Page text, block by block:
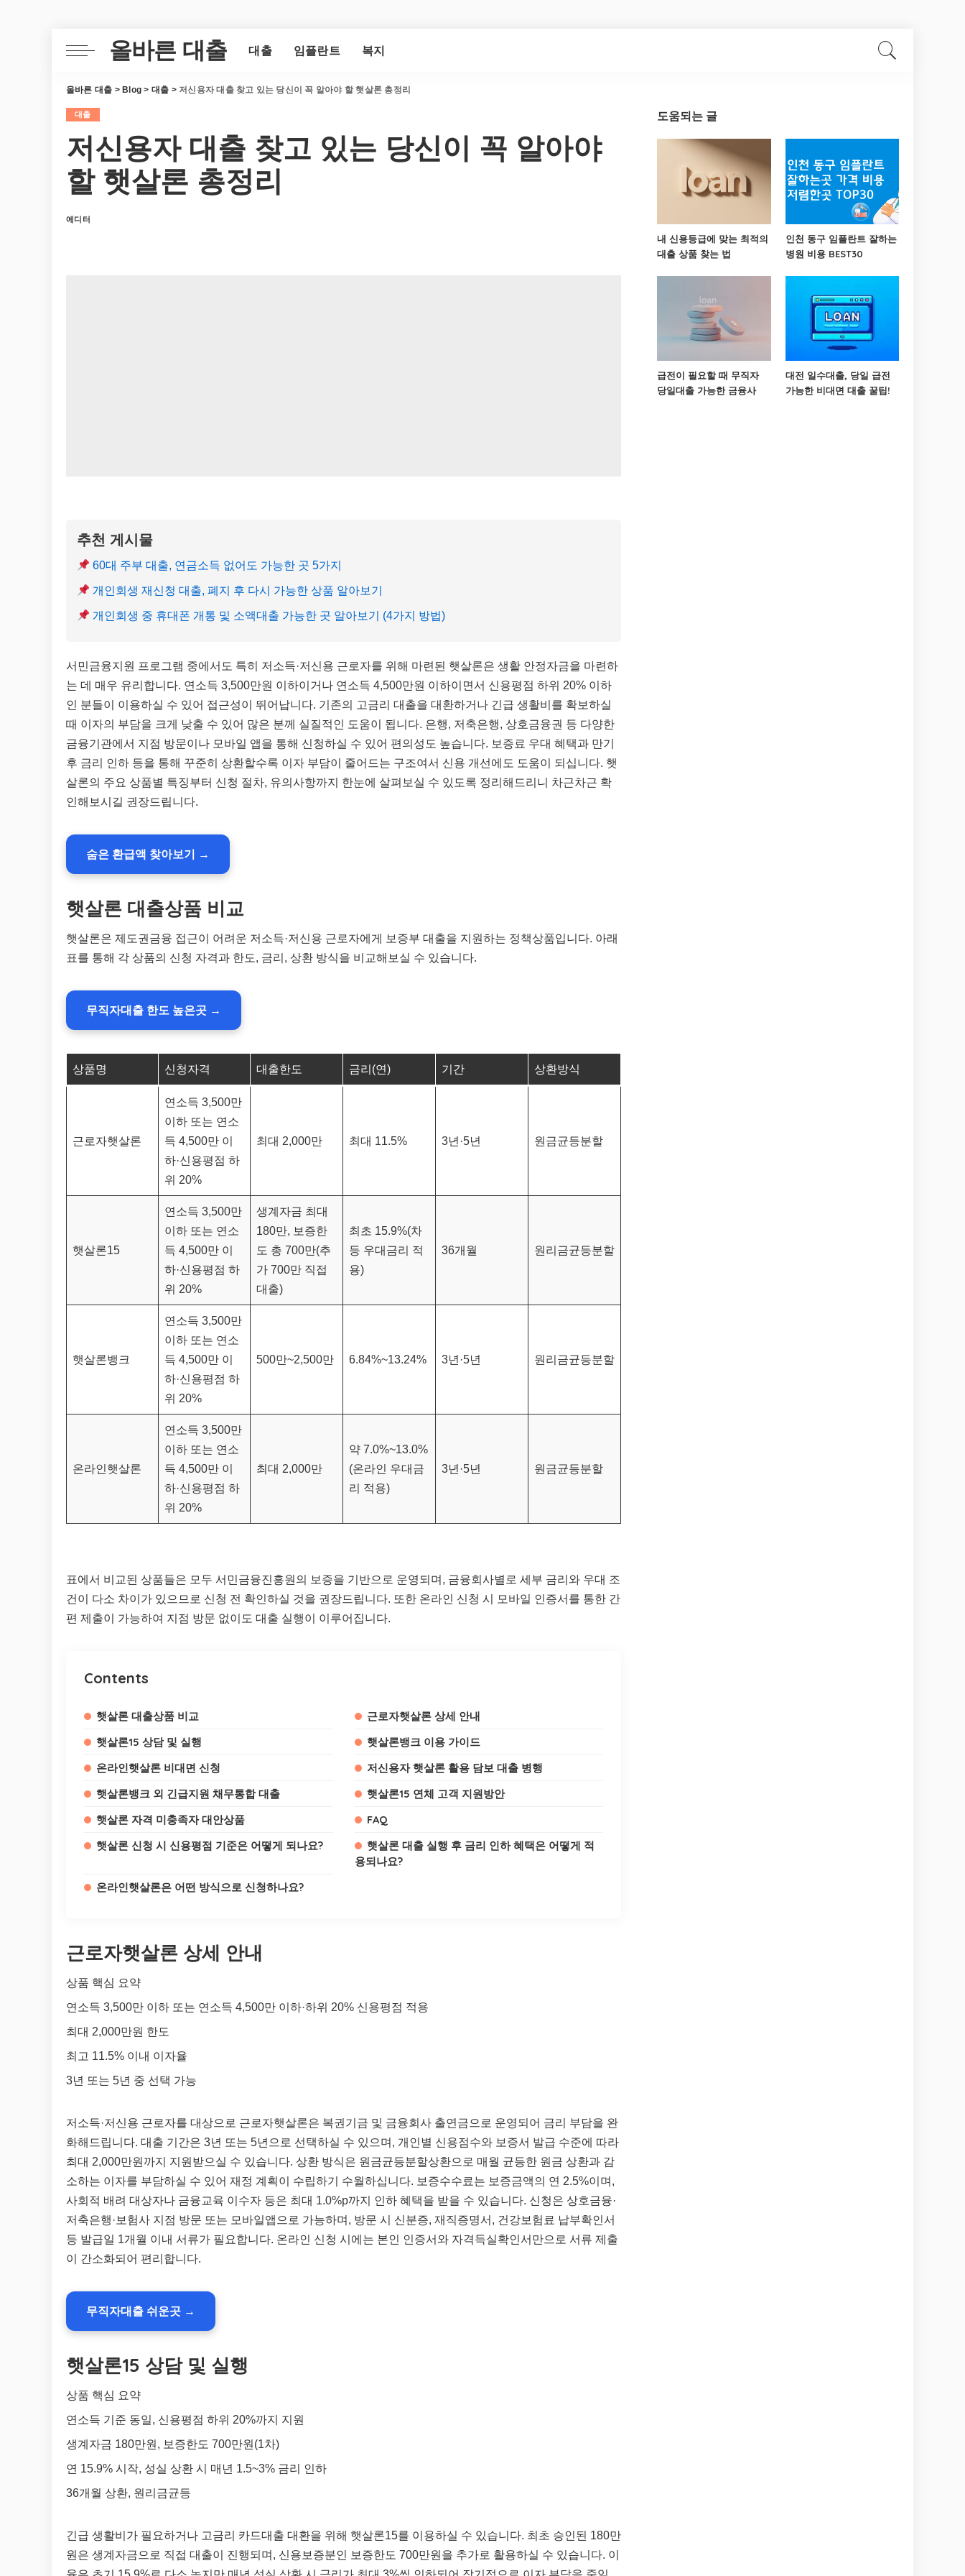
올바른 대출 대출 임플란트 복지
올바른 대출 > Blog > 대출 > 저신용자 대출 찾고 있는 당신이 꼭 알아야 할 햇살론 총정리
대출
저신용자 대출 찾고 있는 당신이 꼭 알아야
할 햇살론 총정리
Posted
에디터
추천 게시물
60대 주부 대출, 연금소득 없어도 가능한 곳 5가지
개인회생 재신청 대출, 폐지 후 다시 가능한 상품 알아보기
개인회생 중 휴대폰 개통 및 소액대출 가능한 곳 알아보기 (4가지 방법)
서민금융지원 프로그램 중에서도 특히 저소득·저신용 근로자를 위해 마련된 햇살론은 생활 안정자금을 마련하
는 데 매우 유리합니다. 연소득 3,500만원 이하이거나 연소득 4,500만원 이하이면서 신용평점 하위 20% 이하
인 분들이 이용하실 수 있어 접근성이 뛰어납니다. 기존의 고금리 대출을 대환하거나 긴급 생활비를 확보하실
때 이자의 부담을 크게 낮출 수 있어 많은 분께 실질적인 도움이 됩니다. 은행, 저축은행, 상호금융권 등 다양한
금융기관에서 지점 방문이나 모바일 앱을 통해 신청하실 수 있어 편의성도 높습니다. 보증료 우대 혜택과 만기
후 금리 인하 등을 통해 꾸준히 상환할수록 이자 부담이 줄어드는 구조여서 신용 개선에도 도움이 되십니다. 햇
살론의 주요 상품별 특징부터 신청 절차, 유의사항까지 한눈에 살펴보실 수 있도록 정리해드리니 차근차근 확
인해보시길 권장드립니다.
숨은 환급액 찾아보기 →
햇살론 대출상품 비교
햇살론은 제도권금융 접근이 어려운 저소득·저신용 근로자에게 보증부 대출을 지원하는 정책상품입니다. 아래
표를 통해 각 상품의 신청 자격과 한도, 금리, 상환 방식을 비교해보실 수 있습니다.
무직자대출 한도 높은곳 →
상품명 신청자격 대출한도 금리(연) 기간 상환방식
근로자햇살론
연소득 3,500만
이하 또는 연소
득 4,500만 이
하·신용평점 하
위 20%
최대 2,000만 최대 11.5% 3년·5년 원금균등분할
햇살론15
연소득 3,500만
이하 또는 연소
득 4,500만 이
하·신용평점 하
위 20%
생계자금 최대
180만, 보증한
도 총 700만(추
가 700만 직접
대출)
최초 15.9%(차
등 우대금리 적
용)
36개월 원리금균등분할
햇살론뱅크
연소득 3,500만
이하 또는 연소
득 4,500만 이
하·신용평점 하
위 20%
500만~2,500만 6.84%~13.24% 3년·5년 원리금균등분할
온라인햇살론
연소득 3,500만
이하 또는 연소
득 4,500만 이
하·신용평점 하
위 20%
최대 2,000만
약 7.0%~13.0%
(온라인 우대금
리 적용)
3년·5년 원금균등분할
표에서 비교된 상품들은 모두 서민금융진흥원의 보증을 기반으로 운영되며, 금융회사별로 세부 금리와 우대 조
건이 다소 차이가 있으므로 신청 전 확인하실 것을 권장드립니다. 또한 온라인 신청 시 모바일 인증서를 통한 간
편 제출이 가능하여 지점 방문 없이도 대출 실행이 이루어집니다.
Contents
햇살론 대출상품 비교
근로자햇살론 상세 안내
햇살론15 상담 및 실행
햇살론뱅크 이용 가이드
온라인햇살론 비대면 신청
저신용자 햇살론 활용 담보 대출 병행
햇살론뱅크 외 긴급지원 채무통합 대출
햇살론15 연체 고객 지원방안
햇살론 자격 미충족자 대안상품
FAQ
햇살론 신청 시 신용평점 기준은 어떻게 되나요?
햇살론 대출 실행 후 금리 인하 혜택은 어떻게 적
용되나요?
온라인햇살론은 어떤 방식으로 신청하나요?
근로자햇살론 상세 안내
상품 핵심 요약
연소득 3,500만 이하 또는 연소득 4,500만 이하·하위 20% 신용평점 적용
최대 2,000만원 한도
최고 11.5% 이내 이자율
3년 또는 5년 중 선택 가능
저소득·저신용 근로자를 대상으로 근로자햇살론은 복권기금 및 금융회사 출연금으로 운영되어 금리 부담을 완
화해드립니다. 대출 기간은 3년 또는 5년으로 선택하실 수 있으며, 개인별 신용점수와 보증서 발급 수준에 따라
최대 2,000만원까지 지원받으실 수 있습니다. 상환 방식은 원금균등분할상환으로 매월 균등한 원금 상환과 감
소하는 이자를 부담하실 수 있어 재정 계획이 수립하기 수월하십니다. 보증수수료는 보증금액의 연 2.5%이며,
사회적 배려 대상자나 금융교육 이수자 등은 최대 1.0%p까지 인하 혜택을 받을 수 있습니다. 신청은 상호금융·
저축은행·보험사 지점 방문 또는 모바일앱으로 가능하며, 방문 시 신분증, 재직증명서, 건강보험료 납부확인서
등 발급일 1개월 이내 서류가 필요합니다. 온라인 신청 시에는 본인 인증서와 자격득실확인서만으로 서류 제출
이 간소화되어 편리합니다.
무직자대출 쉬운곳 →
햇살론15 상담 및 실행
상품 핵심 요약
연소득 기준 동일, 신용평점 하위 20%까지 지원
생계자금 180만원, 보증한도 700만원(1차)
연 15.9% 시작, 성실 상환 시 매년 1.5~3% 금리 인하
36개월 상환, 원리금균등
긴급 생활비가 필요하거나 고금리 카드대출 대환을 위해 햇살론15를 이용하실 수 있습니다. 최초 승인된 180만
원은 생계자금으로 직접 대출이 진행되며, 신용보증분인 보증한도 700만원을 추가로 활용하실 수 있습니다. 이
도움되는 글
내 신용등급에 맞는 최적의
대출 상품 찾는 법
인천 동구 임플란트 잘하는
병원 비용 BEST30
급전이 필요할 때 무직자
당일대출 가능한 금융사
대전 일수대출, 당일 급전
가능한 비대면 대출 꿀팁!